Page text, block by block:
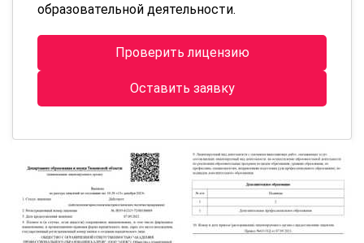
образовательной деятельности.
Проверить лицензию
Оставить заявку